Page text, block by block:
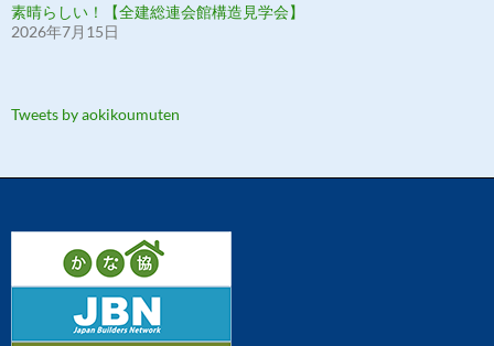
素晴らしい！【全建総連会館構造見学会】
2026年7月15日
Tweets by aokikoumuten